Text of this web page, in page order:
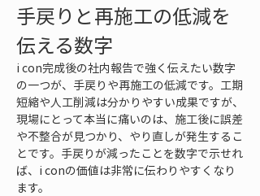
手戻りと再施工の低減を
伝える数字
i con完成後の社内報告で強く伝えたい数字
の一つが、手戻りや再施工の低減です。工期
短縮や人工削減は分かりやすい成果ですが、
現場にとって本当に痛いのは、施工後に誤差
や不整合が見つかり、やり直しが発生するこ
とです。手戻りが減ったことを数字で示せれ
ば、i conの価値は非常に伝わりやすくなり
ます。